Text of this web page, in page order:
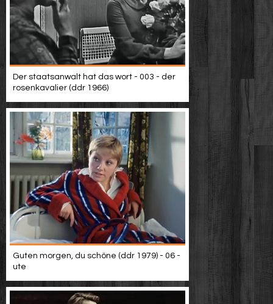
Der staatsanwalt hat das wort - 003 - der
rosenkavalier (ddr 1966)
Guten morgen, du schöne (ddr 1979) - 06 -
ute